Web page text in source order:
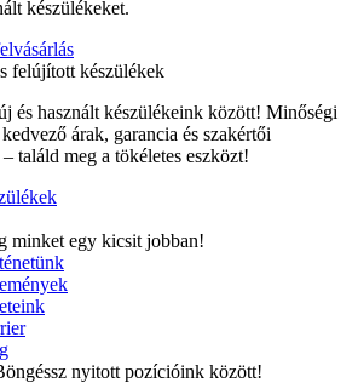
készülékeket.
felújított készülékek
és használt készülékeink között! Minőségi
árak, garancia és szakértői
– találd meg a tökéletes eszközt!
minket egy kicsit jobban!
nyitott pozícióink között!